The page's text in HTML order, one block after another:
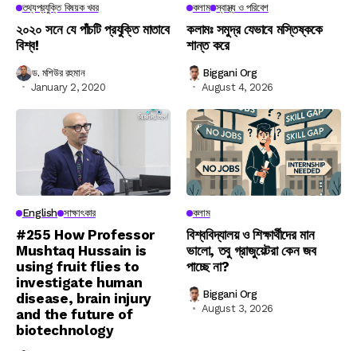
তথ্যপ্রযুক্তি বিষয়ক খবর
২০২০ সনে যে পাঁচটি প্রযুক্তি মাতাবে
বিশ্ব!
ড. মশিউর রহমান
January 2, 2020
কলাম স্বাস্থ্য ও পরিবেশ
কলামঃ সমুদ্র যেভাবে মস্তিষ্ককে
শান্ত করে
Biggani Org
August 4, 2026
English সাক্ষাৎকার
#255 How Professor
Mushtaq Hussain is
using fruit flies to
investigate human
disease, brain injury
and the future of
biotechnology
কলাম
বিশ্ববিদ্যালয় ও শিক্ষার্থীদের মান
ভালো, তবু গ্রাজুয়েটরা কেন জব
পাচ্ছে না?
Biggani Org
August 3, 2026